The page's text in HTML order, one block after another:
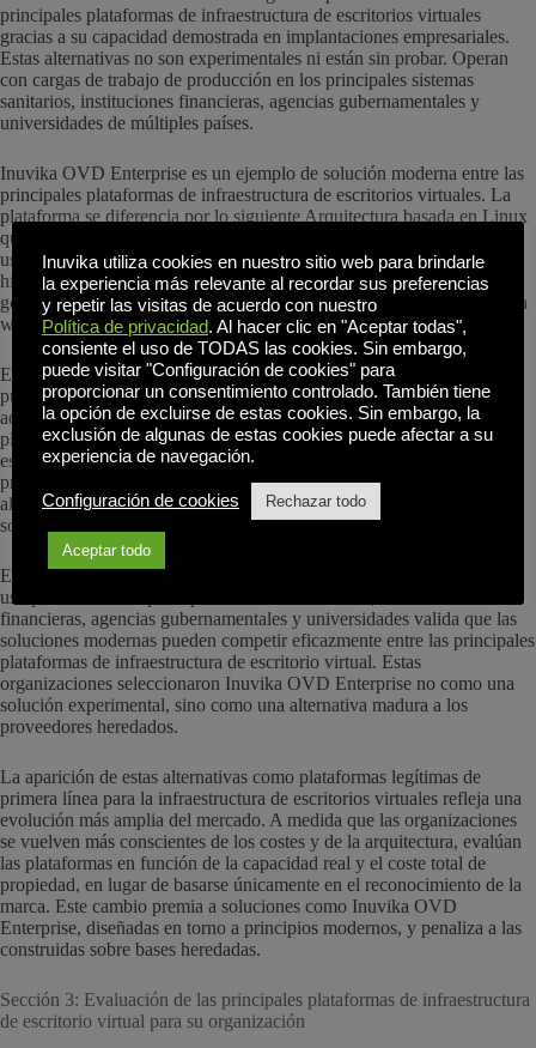
principales plataformas de infraestructura de escritorios virtuales
gracias a su capacidad demostrada en implantaciones empresariales.
Estas alternativas no son experimentales ni están sin probar. Operan
con cargas de trabajo de producción en los principales sistemas
sanitarios, instituciones financieras, agencias gubernamentales y
universidades de múltiples países.
Inuvika OVD Enterprise es un ejemplo de solución moderna entre las
principales plataformas de infraestructura de escritorios virtuales. La
plataforma se diferencia por lo siguiente Arquitectura basada en Linux
que elimina las dependencias de licencias de Microsoft, licencias de
usuarios concurrentes que reflejan el uso real, agnosticismo de
hipervisor y nube que proporciona flexibilidad de infraestructura,
gestión simplificada a través de consolas de administración basadas en
web y reducción masiva de costes de hasta 60%.
Estas soluciones están diseñadas específicamente para abordar los
puntos débiles que los proveedores heredados no han resuelto
adecuadamente. Las organizaciones que buscan las mejores
plataformas para la infraestructura de escritorios virtuales porque no
están satisfechas con los costes, la complejidad o la dependencia del
proveedor de Citrix o VMware/Omnissa Horizon descubren que las
alternativas modernas como Inuvika OVD Enterprise ofrecen
soluciones directas a estos problemas.
El despliegue de Inuvika OVD Enterprise en más de 60 países y su
uso probado en los principales sistemas sanitarios, instituciones
financieras, agencias gubernamentales y universidades valida que las
soluciones modernas pueden competir eficazmente entre las principales
plataformas de infraestructura de escritorio virtual. Estas
organizaciones seleccionaron Inuvika OVD Enterprise no como una
solución experimental, sino como una alternativa madura a los
proveedores heredados.
La aparición de estas alternativas como plataformas legítimas de
primera línea para la infraestructura de escritorios virtuales refleja una
evolución más amplia del mercado. A medida que las organizaciones
se vuelven más conscientes de los costes y de la arquitectura, evalúan
las plataformas en función de la capacidad real y el coste total de
propiedad, en lugar de basarse únicamente en el reconocimiento de la
marca. Este cambio premia a soluciones como Inuvika OVD
Enterprise, diseñadas en torno a principios modernos, y penaliza a las
construidas sobre bases heredadas.
Sección 3: Evaluación de las principales plataformas de infraestructura
de escritorio virtual para su organización
Inuvika utiliza cookies en nuestro sitio web para brindarle
la experiencia más relevante al recordar sus preferencias
y repetir las visitas de acuerdo con nuestro
Política de privacidad. Al hacer clic en "Aceptar todas",
consiente el uso de TODAS las cookies. Sin embargo,
puede visitar "Configuración de cookies" para
proporcionar un consentimiento controlado. También tiene
la opción de excluirse de estas cookies. Sin embargo, la
exclusión de algunas de estas cookies puede afectar a su
experiencia de navegación.
Configuración de cookies Rechazar todo
Aceptar todo